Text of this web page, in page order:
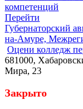
Перейти
Губернаторский
на-Амуре,
Оцени колледж
681000,
Мира, 23
Закрыто